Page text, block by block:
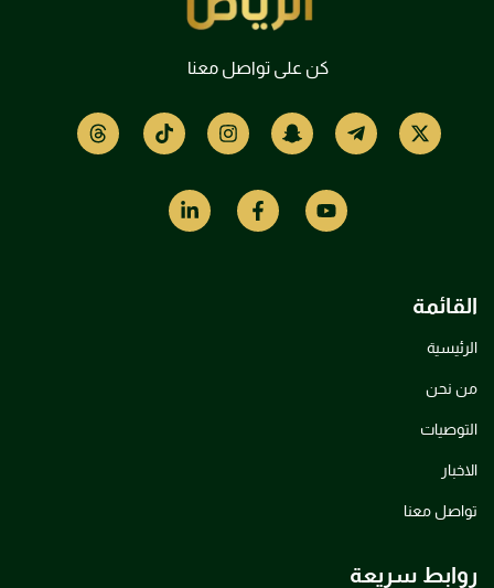
كن على تواصل معنا
القائمة
الرئيسية
من نحن
التوصيات
الاخبار
تواصل معنا
روابط سريعة